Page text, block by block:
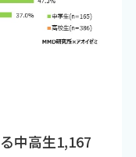
中高生1,167